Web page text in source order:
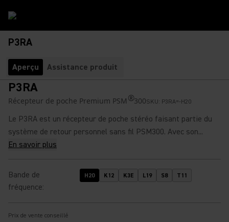
P3RA
Aperçu Assistance produit
P3RA
Récepteur de poche Premium PSM ®300SKU: P3RA=-H20
Le P3RA est un récepteur de poche stéréo faisant partie du
système de retour personnel sans fil PSM300. Avec son...
En savoir plus
Bande de
fréquence:
H20 K12 K3E L19 S8 T11
Prix de vente conseillé